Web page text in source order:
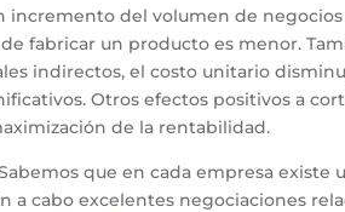
incremento del volumen de negocios
fabricar un producto es menor.
indirectos, el costo unitario
Otros efectos positivos a
de la rentabilidad.
que en cada empresa existe
cabo excelentes negociaciones